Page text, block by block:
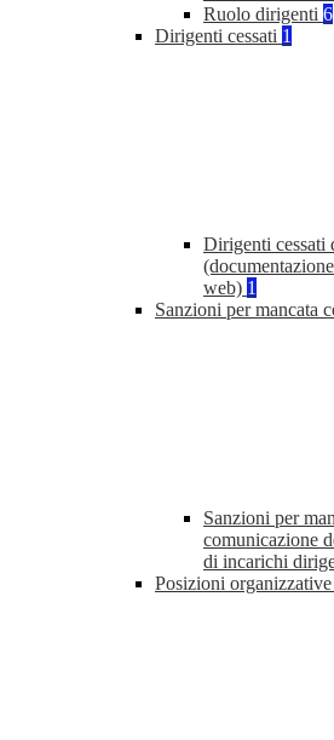
Ruolo dirigenti 6
Dirigenti cessati 1
Dirigenti cessati
web) 1
Sanzioni per mancata
Sanzioni per
comunicazione
di incarichi
Posizioni organizzative